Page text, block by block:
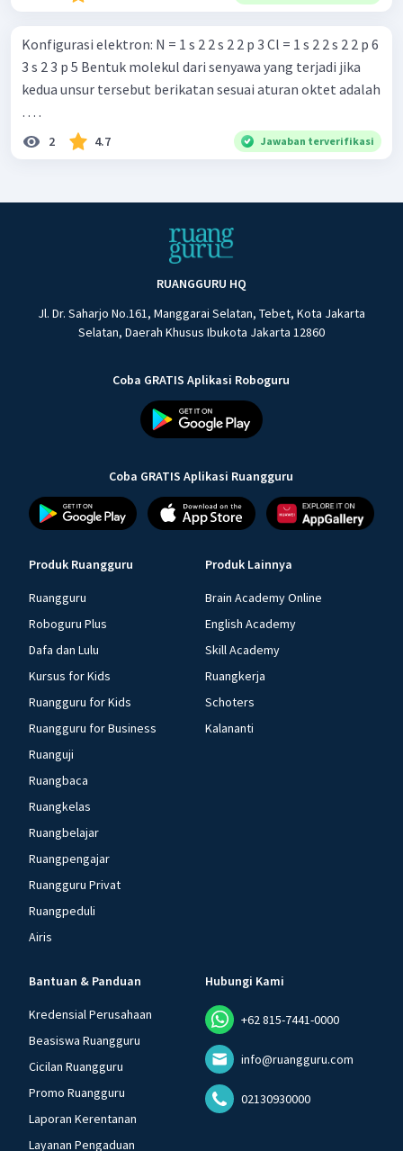
Konfigurasi elektron: N = 1 s 2 2 s 2 2 p 3 Cl = 1 s 2 2 s 2 2 p 6
3 s 2 3 p 5 Bentuk molekul dari senyawa yang terjadi jika
kedua unsur tersebut berikatan sesuai aturan oktet adalah
… .
2 4.7 Jawaban terverifikasi
RUANGGURU HQ
Jl. Dr. Saharjo No.161, Manggarai Selatan, Tebet, Kota Jakarta
Selatan, Daerah Khusus Ibukota Jakarta 12860
Coba GRATIS Aplikasi Roboguru
Coba GRATIS Aplikasi Ruangguru
Produk Ruangguru
Ruangguru
Roboguru Plus
Dafa dan Lulu
Kursus for Kids
Ruangguru for Kids
Ruangguru for Business
Ruanguji
Ruangbaca
Ruangkelas
Ruangbelajar
Ruangpengajar
Ruangguru Privat
Ruangpeduli
Airis
Produk Lainnya
Brain Academy Online
English Academy
Skill Academy
Ruangkerja
Schoters
Kalananti
Bantuan & Panduan
Kredensial Perusahaan
Beasiswa Ruangguru
Cicilan Ruangguru
Promo Ruangguru
Laporan Kerentanan
Layanan Pengaduan
Hubungi Kami
+62 815-7441-0000
info@ruangguru.com
02130930000